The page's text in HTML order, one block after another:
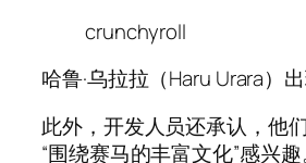
crunchyroll
哈鲁·乌拉拉（Haru Urara）
此外，开发人员还承认，他
“围绕赛马的丰富文化”感兴趣